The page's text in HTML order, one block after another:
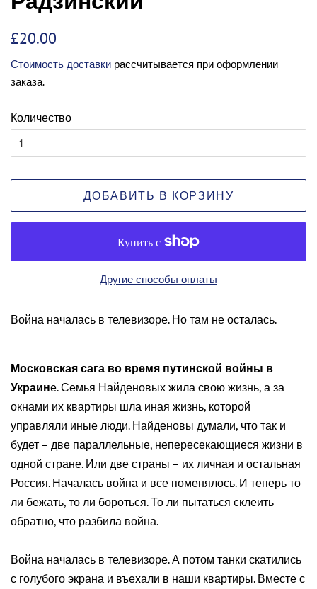
Обычная
£20.00
скидкой
Стоимость доставки рассчитывается при оформлении
заказа.
Количество
ДОБАВИТЬ В КОРЗИНУ
Другие способы оплаты
Война началась в телевизоре. Но там не осталась.
Московская сага во время путинской войны в
Украине. Семья Найденовых жила свою жизнь, а за
окнами их квартиры шла иная жизнь, которой
управляли иные люди. Найденовы думали, что так и
будет – две параллельные, непересекающиеся жизни в
одной стране. Или две страны – их личная и остальная
Россия. Началась война и все поменялось. И теперь то
ли бежать, то ли бороться. То ли пытаться склеить
обратно, что разбила война.
Война началась в телевизоре. А потом танки скатились
с голубого экрана и въехали в наши квартиры. Вместе с